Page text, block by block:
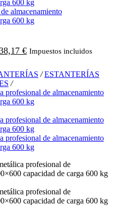
€ Impuestos incluidos
/ ESTANTERÍAS
/